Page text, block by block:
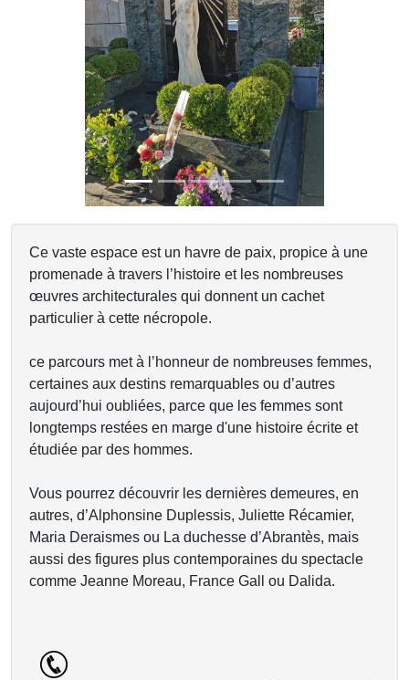
Previous
Ce vaste espace est un havre de paix, propice à une
promenade à travers l’histoire et les nombreuses
œuvres architecturales qui donnent un cachet
particulier à cette nécropole.
ce parcours met à l’honneur de nombreuses femmes,
certaines aux destins remarquables ou d’autres
aujourd’hui oubliées, parce que les femmes sont
longtemps restées en marge d'une histoire écrite et
étudiée par des hommes.
Vous pourrez découvrir les dernières demeures, en
autres, d’Alphonsine Duplessis, Juliette Récamier,
Maria Deraismes ou La duchesse d’Abrantès, mais
aussi des figures plus contemporaines du spectacle
comme Jeanne Moreau, France Gall ou Dalida.